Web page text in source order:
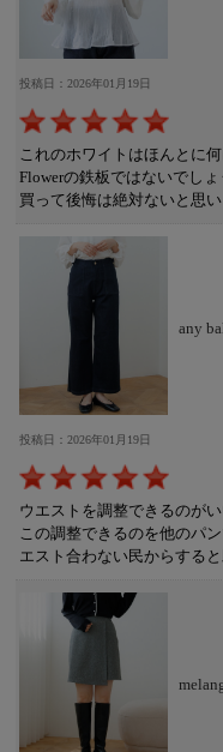
投稿日：2026年01月19日
これのホワイトはほんとに
Flowerの鉄板ではないでしょ
買って後悔は絶対ないと思
any
投稿日：2026年01月19日
ウエストを調整できるのが
この調整できるのを他のパ
エスト合わない民からする